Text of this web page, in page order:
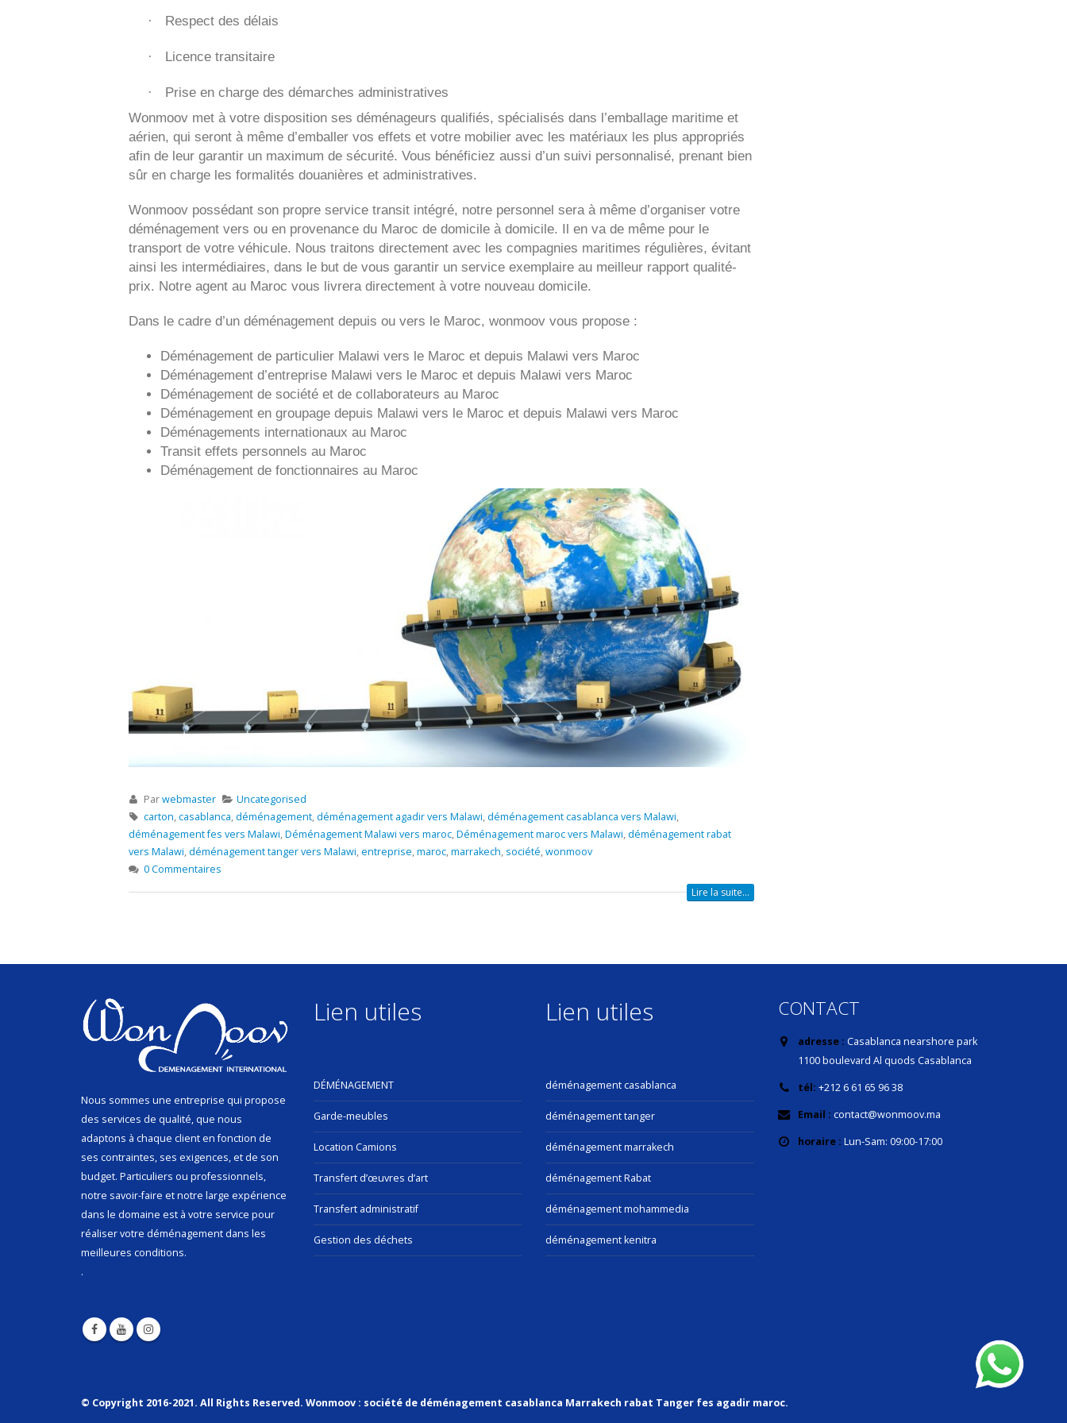
· Respect des délais
· Licence transitaire
·
Prise en charge des démarches administratives
Wonmoov met à votre disposition ses déménageurs qualifiés, spécialisés dans l’emballage maritime et
aérien, qui seront à même d’emballer vos effets et votre mobilier avec les matériaux les plus appropriés
afin de leur garantir un maximum de sécurité. Vous bénéficiez aussi d’un suivi personnalisé, prenant bien
sûr en charge les formalités douanières et administratives.
Wonmoov possédant son propre service transit intégré, notre personnel sera à même d’organiser votre
déménagement vers ou en provenance du Maroc de domicile à domicile. Il en va de même pour le
transport de votre véhicule. Nous traitons directement avec les compagnies maritimes régulières, évitant
ainsi les intermédiaires, dans le but de vous garantir un service exemplaire au meilleur rapport qualité-
prix. Notre agent au Maroc vous livrera directement à votre nouveau domicile.
Dans le cadre d’un déménagement depuis ou vers le Maroc, wonmoov vous propose :
Déménagement de particulier Malawi vers le Maroc et depuis Malawi vers Maroc
Déménagement d’entreprise Malawi vers le Maroc et depuis Malawi vers Maroc
Déménagement de société et de collaborateurs au Maroc
Déménagement en groupage depuis Malawi vers le Maroc et depuis Malawi vers Maroc
Déménagements internationaux au Maroc
Transit effets personnels au Maroc
Déménagement de fonctionnaires au Maroc
Parwebmaster
Uncategorised
carton,casablanca,déménagement,déménagement agadir vers Malawi,déménagement casablanca vers Malawi,
déménagement fes vers Malawi,Déménagement Malawi vers maroc,Déménagement maroc vers Malawi,déménagement rabat
vers Malawi,déménagement tanger vers Malawi,entreprise,maroc,marrakech, société,wonmoov
0 Commentaires
Lire la suite...
Nous sommes une entreprise qui propose
des services de qualité, que nous
adaptons à chaque client en fonction de
ses contraintes, ses exigences, et de son
budget. Particuliers ou professionnels,
notre savoir-faire et notre large expérience
dans le domaine est à votre service pour
réaliser votre déménagement dans les
meilleures conditions.
.
Lien utiles
DÉMÉNAGEMENT
Garde-meubles
Location Camions
Transfert d’œuvres d’art
Transfert administratif
Gestion des déchets
Lien utiles
déménagement casablanca
déménagement tanger
déménagement marrakech
déménagement Rabat
déménagement mohammedia
déménagement kenitra
CONTACT
adresse : Casablanca nearshore park
1100 boulevard Al quods Casablanca
tél: +212 6 61 65 96 38
Email : contact@wonmoov.ma
horaire : Lun-Sam: 09:00-17:00
© Copyright 2016-2021. All Rights Reserved. Wonmoov : société de déménagement casablanca Marrakech rabat Tanger fes agadir maroc.